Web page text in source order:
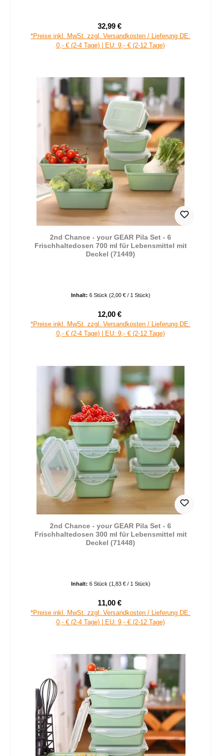
Verkaufspreis:
32,99 €
*Preise inkl. MwSt. zzgl. Versandkosten / Lieferung DE:
0,- € (2-4 Tage) | EU: 9,- € (2-12 Tage)
2nd Chance - your GEAR Pila Set - 6
Frischhaltedosen 700 ml für Lebensmittel mit
Deckel (71449)
Inhalt: 6 Stück (2,00 € / 1 Stück)
Verkaufspreis:
12,00 €
*Preise inkl. MwSt. zzgl. Versandkosten / Lieferung DE:
0,- € (2-4 Tage) | EU: 9,- € (2-12 Tage)
2nd Chance - your GEAR Pila Set - 6
Frischhaltedosen 300 ml für Lebensmittel mit
Deckel (71448)
Inhalt: 6 Stück (1,83 € / 1 Stück)
Verkaufspreis:
11,00 €
*Preise inkl. MwSt. zzgl. Versandkosten / Lieferung DE:
0,- € (2-4 Tage) | EU: 9,- € (2-12 Tage)